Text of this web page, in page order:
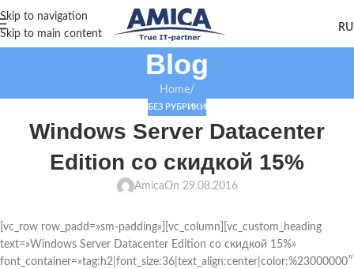
Skip to navigation
Skip to main content
Blog
Home/
БЕЗ РУБРИКИ
Windows Server Datacenter
Edition со скидкой 15%
AmicaOn 29.08.2016
[vc_row row_padd=»sm-padding»][vc_column][vc_custom_heading
text=»Windows Server Datacenter Edition со скидкой 15%»
font_container=»tag:h2|font_size:36|text_align:center|color:%23000000″